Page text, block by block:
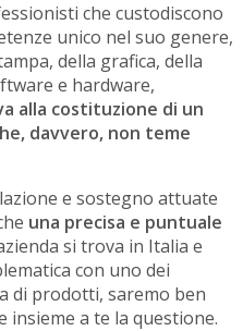
che custodiscono
unico nel suo genere,
della grafica, della
e hardware,
alla costituzione di un
davvero, non teme
e sostegno attuate
una precisa e puntuale
si trova in Italia e
con uno dei
di prodotti, saremo ben
a te la questione.